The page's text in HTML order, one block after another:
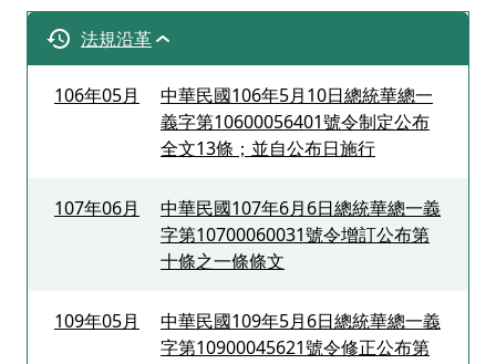
法規沿革
106年05月
中華民國106年5月10日總統華總一
義字第10600056401號令制定公布
全文13條；並自公布日施行
107年06月
中華民國107年6月6日總統華總一義
字第10700060031號令增訂公布第
十條之一條條文
109年05月
中華民國109年5月6日總統華總一義
字第10900045621號令修正公布第